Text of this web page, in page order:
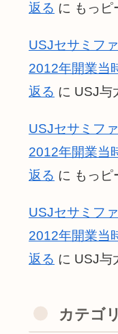
返る に もっピ
USJセサミフ
2012年開業当
返る に USJ与
USJセサミフ
2012年開業当
返る に もっピ
USJセサミフ
2012年開業当
返る に USJ与
カテゴ